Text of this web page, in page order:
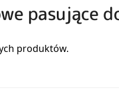
pasujące